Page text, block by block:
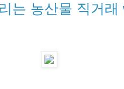
는 농산물 직거래